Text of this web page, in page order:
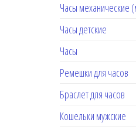
Часы механические
Часы детские
Часы
Ремешки для часов
Браслет для часов
Кошельки мужские